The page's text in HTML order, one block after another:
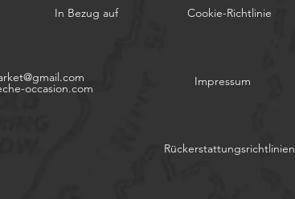
In Bezug auf Cookie-Richtlinie
occasion.com Impressum
Rückerstattungsrichtlinien